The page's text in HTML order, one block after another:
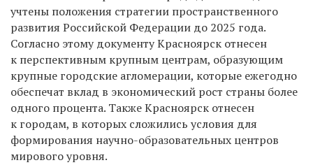
учтены положения стратегии пространственного
развития Российской Федерации до 2025 года.
Согласно этому документу Красноярск отнесен
к перспективным крупным центрам, образующим
крупные городские агломерации, которые ежегодно
обеспечат вклад в экономический рост страны более
одного процента. Также Красноярск отнесен
к городам, в которых сложились условия для
формирования научно-образовательных центров
мирового уровня.